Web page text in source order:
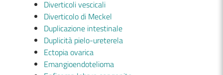
Diverticoli vescicali
Diverticolo di Meckel
Duplicazione intestinale
Duplicità pielo-ureterela
Ectopia ovarica
Emangioendotelioma